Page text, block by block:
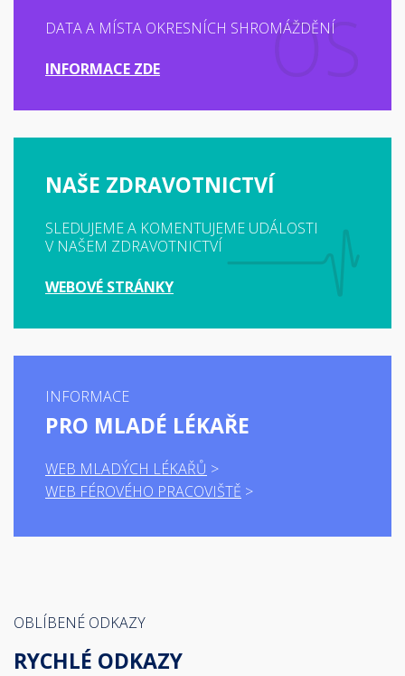
DATA A MÍSTA OKRESNÍCH SHROMÁŽDĚNÍ
INFORMACE ZDE
NAŠE ZDRAVOTNICTVÍ
SLEDUJEME A KOMENTUJEME UDÁLOSTI
V NAŠEM ZDRAVOTNICTVÍ
WEBOVÉ STRÁNKY
INFORMACE
PRO MLADÉ LÉKAŘE
WEB MLADÝCH LÉKAŘŮ
WEB FÉROVÉHO PRACOVIŠTĚ
OBLÍBENÉ ODKAZY
RYCHLÉ ODKAZY